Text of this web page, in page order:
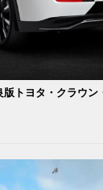
トヨタ・クラウン